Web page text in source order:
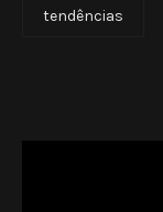
tendências